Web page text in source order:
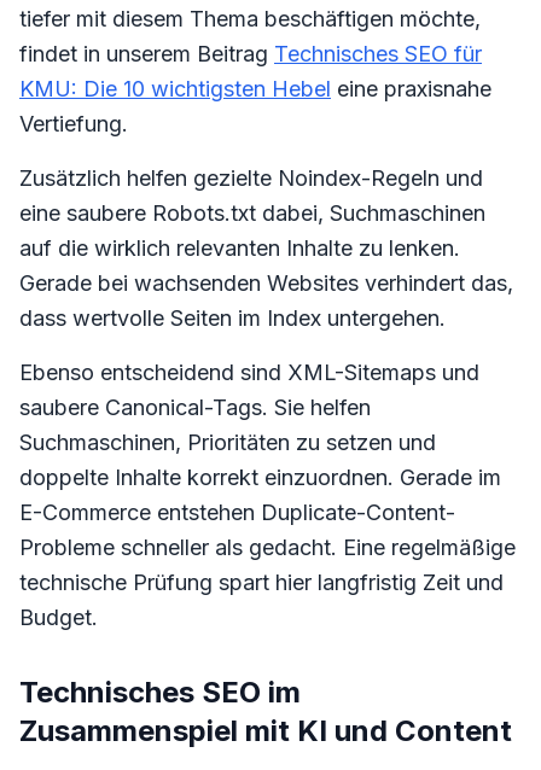
tiefer mit diesem Thema beschäftigen möchte,
findet in unserem Beitrag Technisches SEO für
KMU: Die 10 wichtigsten Hebel eine praxisnahe
Vertiefung.
Zusätzlich helfen gezielte Noindex-Regeln und
eine saubere Robots.txt dabei, Suchmaschinen
auf die wirklich relevanten Inhalte zu lenken.
Gerade bei wachsenden Websites verhindert das,
dass wertvolle Seiten im Index untergehen.
Ebenso entscheidend sind XML-Sitemaps und
saubere Canonical-Tags. Sie helfen
Suchmaschinen, Prioritäten zu setzen und
doppelte Inhalte korrekt einzuordnen. Gerade im
E-Commerce entstehen Duplicate-Content-
Probleme schneller als gedacht. Eine regelmäßige
technische Prüfung spart hier langfristig Zeit und
Budget.
Technisches SEO im
Zusammenspiel mit KI und Content